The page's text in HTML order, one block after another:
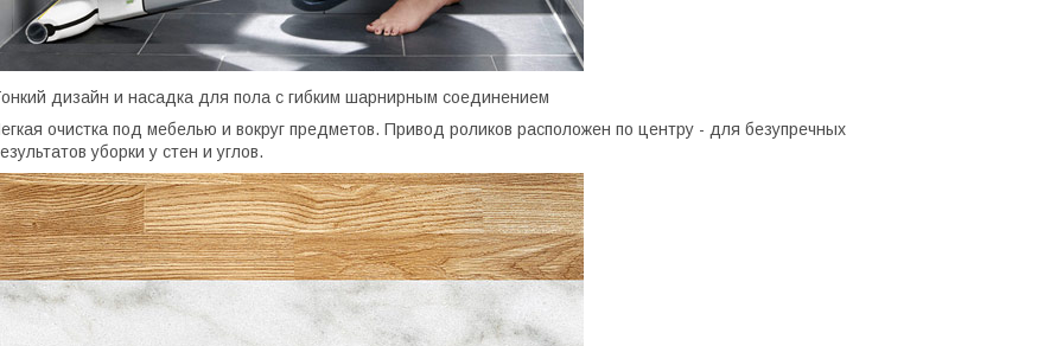
дизайн и насадка для пола с гибким шарнирным соединением
очистка под мебелью и вокруг предметов. Привод роликов расположен по центру - для безупречных
уборки у стен и углов.